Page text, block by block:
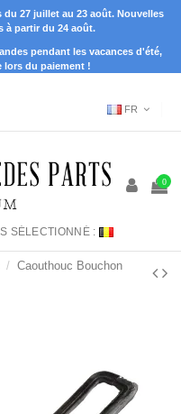
27 juillet au 23 août. Nouvelles
à partir du 24 août.
pendant les vacances d'été,
lors du paiement !
FR
0
SÉLECTIONNÉ :
Caouthouc Bouchon